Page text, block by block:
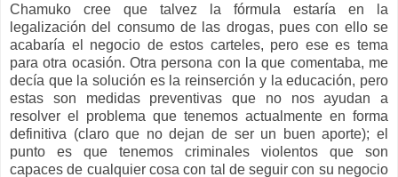
Chamuko cree que talvez la fórmula estaría en la
legalización del consumo de las drogas, pues con ello se
acabaría el negocio de estos carteles, pero ese es tema
para otra ocasión. Otra persona con la que comentaba, me
decía que la solución es la reinserción y la educación, pero
estas son medidas preventivas que no nos ayudan a
resolver el problema que tenemos actualmente en forma
definitiva (claro que no dejan de ser un buen aporte); el
punto es que tenemos criminales violentos que son
capaces de cualquier cosa con tal de seguir con su negocio